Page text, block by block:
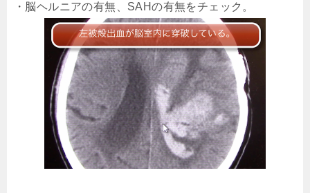
・脳ヘルニアの有無、SAHの有無をチェック。